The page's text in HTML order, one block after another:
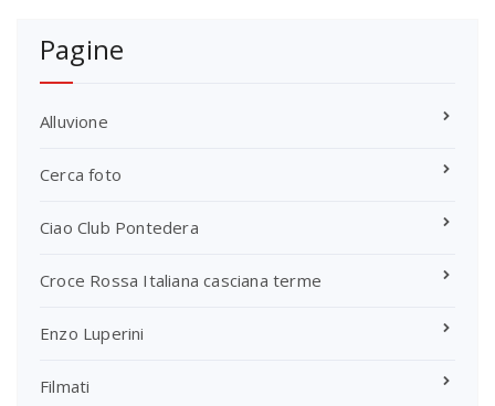
Pagine
Alluvione
Cerca foto
Ciao Club Pontedera
Croce Rossa Italiana casciana terme
Enzo Luperini
Filmati